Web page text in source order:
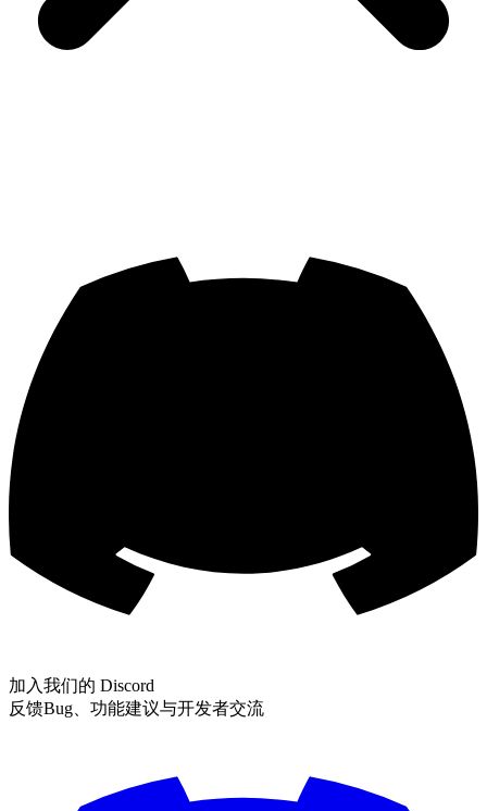
加入我们的 Discord
反馈Bug、功能建议与开发者交流